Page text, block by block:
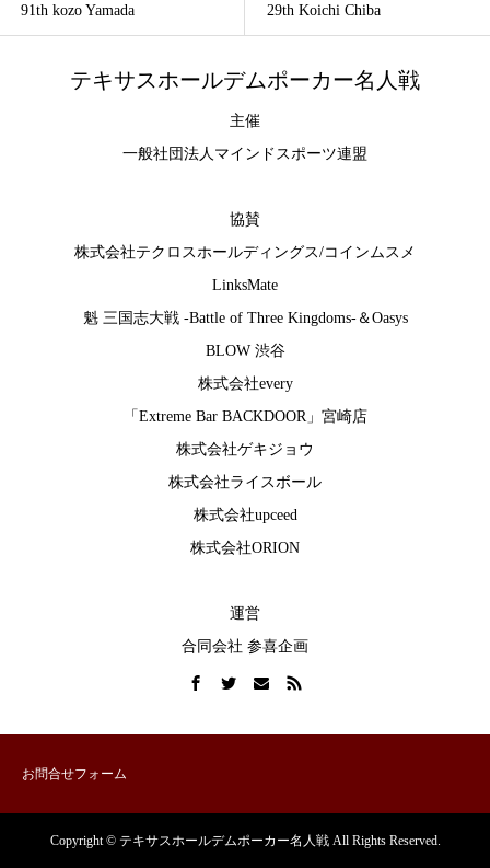
91th kozo Yamada 29th Koichi Chiba
テキサスホールデムポーカー名人戦
主催
一般社団法人マインドスポーツ連盟
協賛
株式会社テクロスホールディングス/コインムスメ
LinksMate
魁 三国志大戦 -Battle of Three Kingdoms-＆Oasys
BLOW 渋谷
株式会社every
「Extreme Bar BACKDOOR」宮崎店
株式会社ゲキジョウ
株式会社ライスボール
株式会社upceed
株式会社ORION
運営
合同会社 参喜企画
お問合せフォーム
Copyright © テキサスホールデムポーカー名人戦 All Rights Reserved.